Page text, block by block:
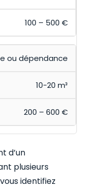
100 – 500 €
ou dépendance
10-20 m³
200 – 600 €
d’un
plusieurs
identifiez